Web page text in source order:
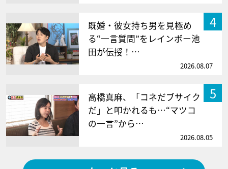
4
既婚・彼女持ち男を見極め
る“一言質問”をレインボー池
田が伝授！…
2026.08.07
5
高橋真麻、「コネだブサイク
だ」と叩かれるも…“マツコ
の一言”から…
2026.08.05